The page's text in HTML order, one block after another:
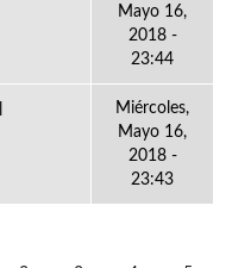
Mayo 16,
2018 -
23:44
Miércoles,
Mayo 16,
2018 -
23:43